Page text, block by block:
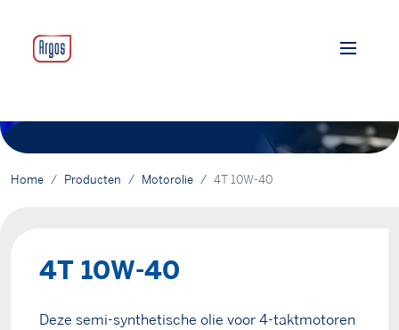
Home Producten Motorolie 4T 10W-40
4T 10W-40
Deze semi-synthetische olie voor 4-taktmotoren